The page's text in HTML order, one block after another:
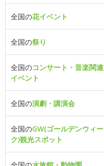
全国の花イベント
全国の祭り
全国のコンサート・音楽関連
イベント
全国の演劇・講演会
全国のGW(ゴールデンウィー
ク)観光スポット